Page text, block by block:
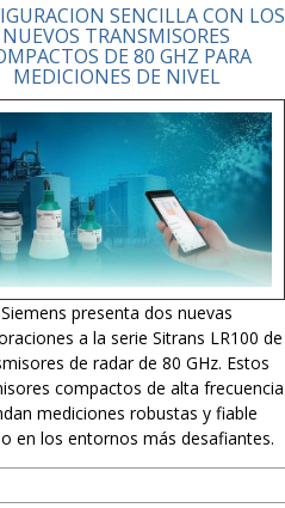
SENCILLA CON LOS
NUEVOS TRANSMISORES
DE 80 GHZ PARA
MEDICIONES DE NIVEL
Siemens presenta dos nuevas
a la serie Sitrans LR100 de
de radar de 80 GHz. Estos
compactos de alta frecuencia
mediciones robustas y fiable
en los entornos más desafiantes.